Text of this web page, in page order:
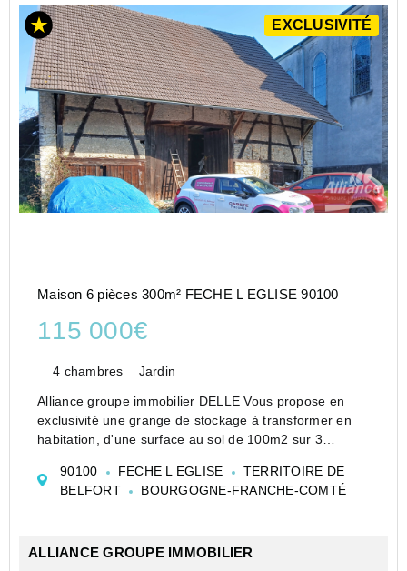
EXCLUSIVITÉ
Maison 6 pièces 300m² FECHE L EGLISE 90100
115 000€
4 chambres Jardin
Alliance groupe immobilier DELLE Vous propose en
exclusivité une grange de stockage à transformer en
habitation, d'une surface au sol de 100m2 sur 3
non raccordée aux viabilités mais très proches. Idéal
90100 FECHE L EGLISE
TERRITOIRE DE
BELFORT
BOURGOGNE-FRANCHE-COMTÉ
ALLIANCE GROUPE IMMOBILIER